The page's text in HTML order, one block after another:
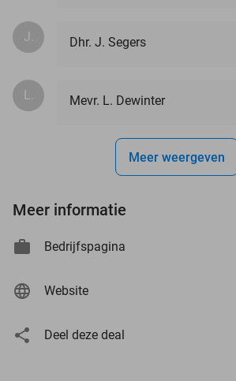
J. Dhr. J. Segers
L. Mevr. L. Dewinter
Meer weergeven
Meer informatie
Bedrijfspagina
Website
Deel deze deal